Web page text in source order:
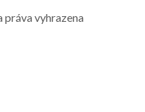
práva vyhrazena